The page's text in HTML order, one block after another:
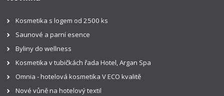
Kosmetika s logem od 2500 ks
Saunové a parní esence
Byliny do wellness
Kosmetika v tubičkách řada Hotel, Argan Spa
Omnia - hotelová kosmetika V ECO kvalitě
Nové vůně na hotelový textil